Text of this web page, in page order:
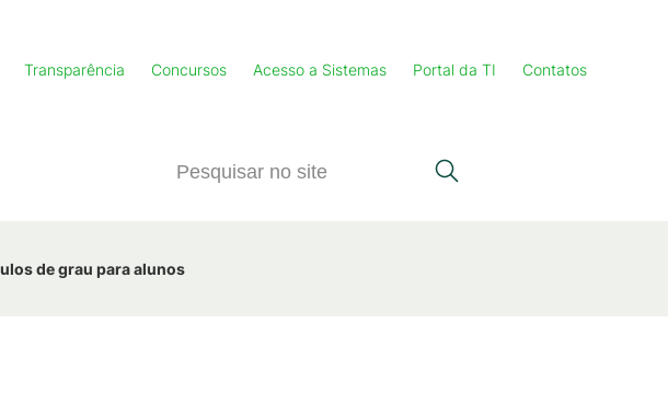
Transparência Concursos Acesso a Sistemas Portal da TI Contatos
de grau para alunos